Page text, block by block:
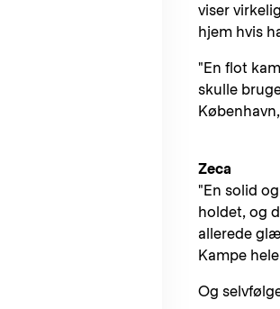
viser
hjem hvis
"En flot
skulle
Zeca
"En solid
holdet, og
allerede
Kampe
Og